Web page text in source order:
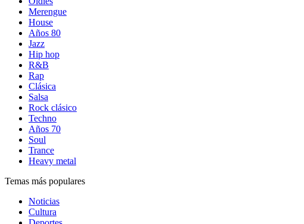
Merengue
House
Años 80
Jazz
Hip hop
R&B
Rap
Clásica
Salsa
Rock clásico
Techno
Años 70
Soul
Trance
Heavy metal
Temas más populares
Noticias
Cultura